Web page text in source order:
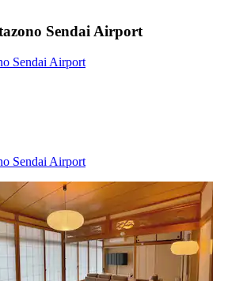
Sendai Airport
Sendai Airport
Sendai Airport